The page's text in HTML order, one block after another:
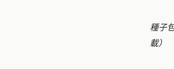
種子
載）